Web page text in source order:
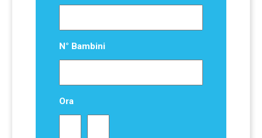
N° Bambini
Ora